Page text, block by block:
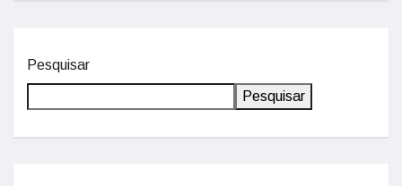
Pesquisar
Pesquisar